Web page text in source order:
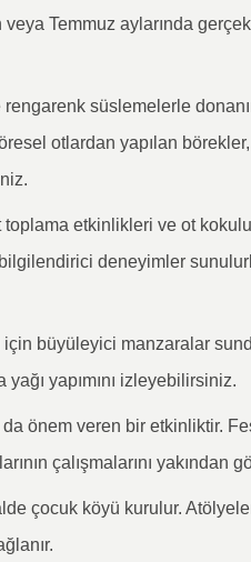
Temmuz aylarında
süslemelerle
otlardan yapılan
toplama etkinlikleri ve ot
deneyimler
büyüleyici manzaralar
yapımını izleyebilirsiniz.
önem veren bir etkinliktir.
çalışmalarını yakından
çocuk köyü kurulur.